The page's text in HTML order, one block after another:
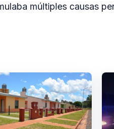
múltiples causas